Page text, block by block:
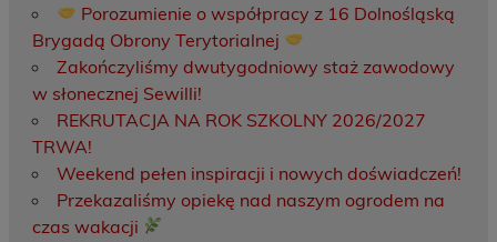
Porozumienie o współpracy z 16 Dolnośląską
Brygadą Obrony Terytorialnej
Zakończyliśmy dwutygodniowy staż zawodowy
w słonecznej Sewilli!
REKRUTACJA NA ROK SZKOLNY 2026/2027
TRWA!
Weekend pełen inspiracji i nowych doświadczeń!
Przekazaliśmy opiekę nad naszym ogrodem na
czas wakacji